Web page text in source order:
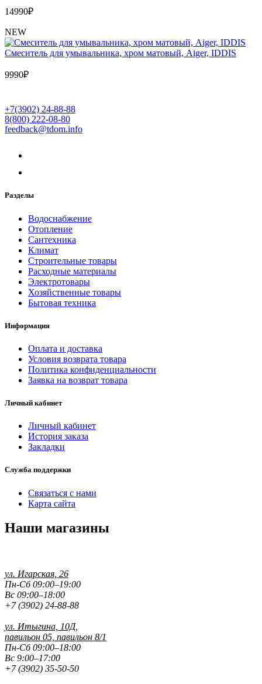
14990₽
NEW
Cмеситель для умывальника, хром матовый, Aiger, IDDIS
9990₽
+7(3902) 24-88-88
8(800) 222-08-80
feedback@tdom.info
Разделы
Водоснабжение
Отопление
Сантехника
Климат
Строительные товары
Расходные материалы
Электротовары
Хозяйственные товары
Бытовая техника
Информация
Оплата и доставка
Условия возврата товара
Политика конфиденциальности
Заявка на возврат товара
Личный кабинет
Личный кабинет
История заказа
Закладки
Служба поддержки
Связаться с нами
Карта сайта
Наши магазины
ул. Игарская, 26
Пн-Сб 09:00–19:00
Вс 09:00–18:00
+7 (3902) 24-88-88
ул. Итыгина, 10Д,
павильон 05, павильон 8/1
Пн-Сб 09:00–18:00
Вс 9:00–17:00
+7 (3902) 35-50-50